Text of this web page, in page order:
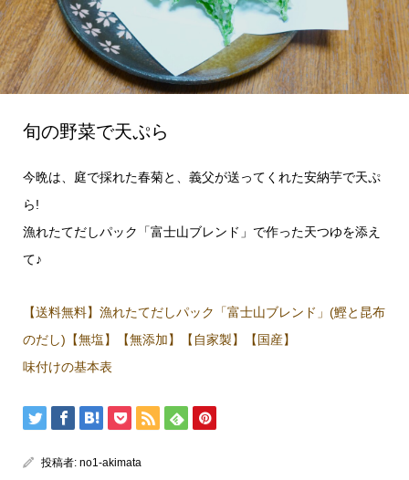
旬の野菜で天ぷら
今晩は、庭で採れた春菊と、義父が送ってくれた安納芋で天ぷ
ら!
漁れたてだしパック「富士山ブレンド」で作った天つゆを添え
て♪
【送料無料】漁れたてだしパック「富士山ブレンド」(鰹と昆布
のだし)【無塩】【無添加】【自家製】【国産】
味付けの基本表
投稿者: no1-akimata